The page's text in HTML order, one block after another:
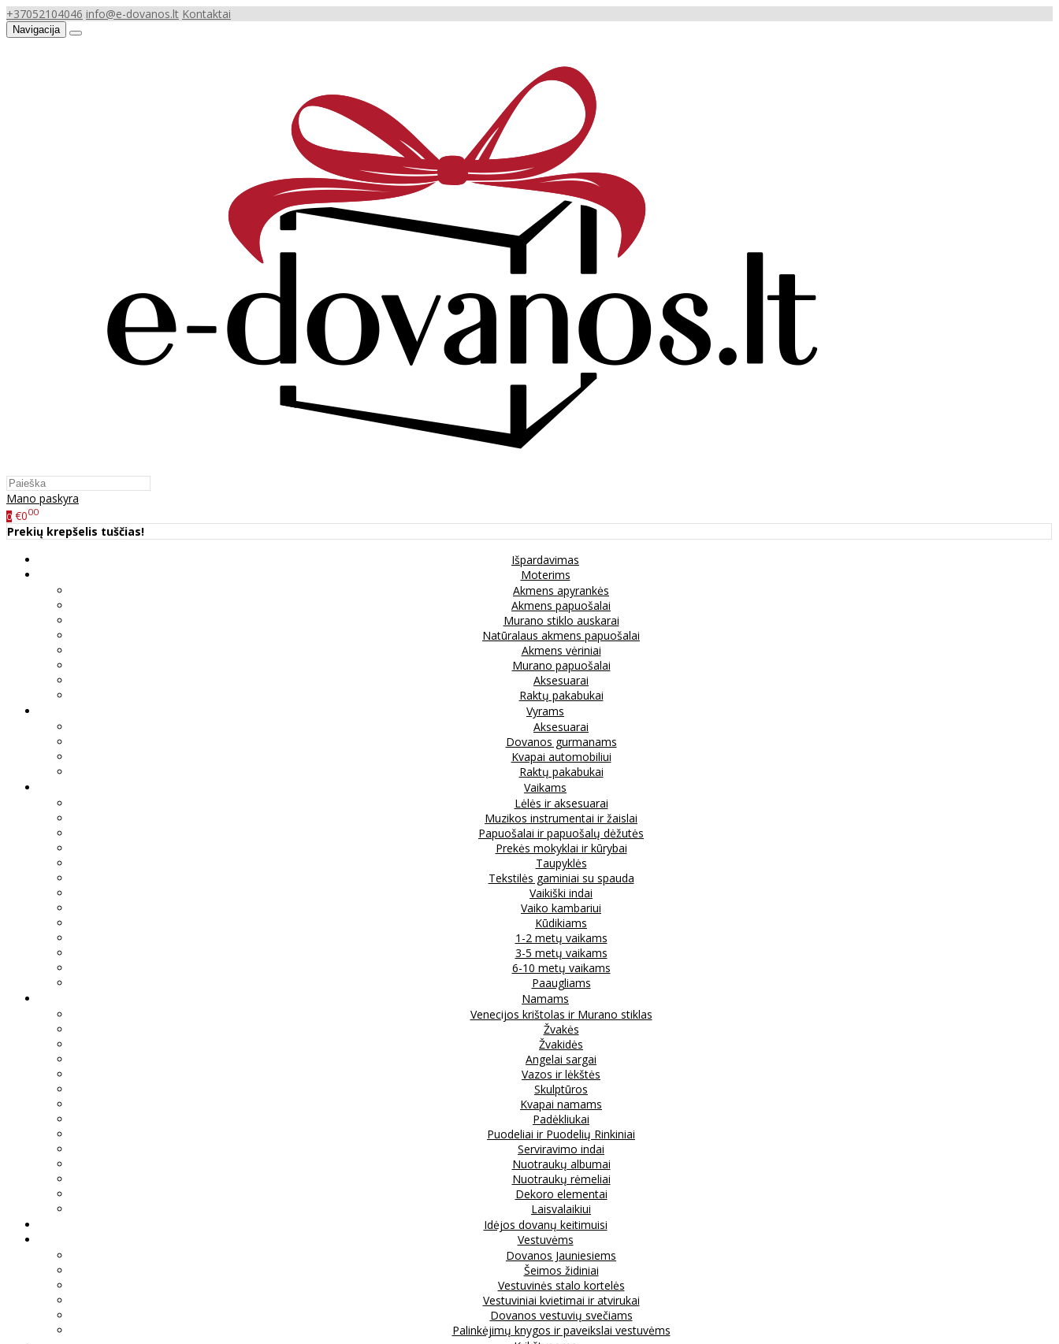
+37052104046 info@e-dovanos.lt Kontaktai
Navigacija
Mano paskyra
0 €000
Prekių krepšelis tuščias!
Išpardavimas
Moterims
Akmens apyrankės
Akmens papuošalai
Murano stiklo auskarai
Natūralaus akmens papuošalai
Akmens vėriniai
Murano papuošalai
Aksesuarai
Raktų pakabukai
Vyrams
Aksesuarai
Dovanos gurmanams
Kvapai automobiliui
Raktų pakabukai
Vaikams
Lėlės ir aksesuarai
Muzikos instrumentai ir žaislai
Papuošalai ir papuošalų dėžutės
Prekės mokyklai ir kūrybai
Taupyklės
Tekstilės gaminiai su spauda
Vaikiški indai
Vaiko kambariui
Kūdikiams
1-2 metų vaikams
3-5 metų vaikams
6-10 metų vaikams
Paaugliams
Namams
Venecijos krištolas ir Murano stiklas
Žvakės
Žvakidės
Angelai sargai
Vazos ir lėkštės
Skulptūros
Kvapai namams
Padėkliukai
Puodeliai ir Puodelių Rinkiniai
Serviravimo indai
Nuotraukų albumai
Nuotraukų rėmeliai
Dekoro elementai
Laisvalaikiui
Idėjos dovanų keitimuisi
Vestuvėms
Dovanos Jauniesiems
Šeimos židiniai
Vestuvinės stalo kortelės
Vestuviniai kvietimai ir atvirukai
Dovanos vestuvių svečiams
Palinkėjimų knygos ir paveikslai vestuvėms